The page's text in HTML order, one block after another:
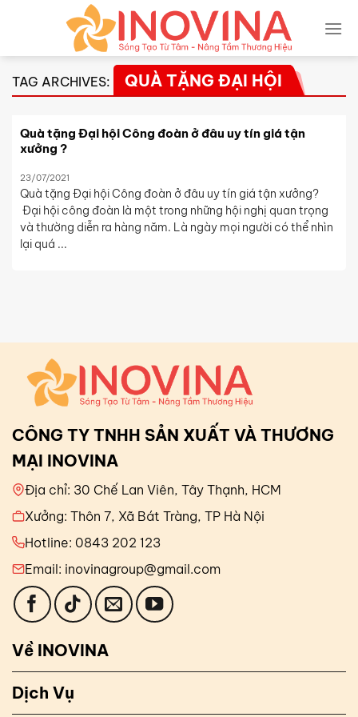
TAG ARCHIVES: QUÀ TẶNG ĐẠI HỘI
Quà tặng Đại hội Công đoàn ở đâu uy tín giá tận
xưởng ?
23/07/2021
Quà tặng Đại hội Công đoàn ở đâu uy tín giá tận xưởng?
Đại hội công đoàn là một trong những hội nghị quan trọng
và thường diễn ra hàng năm. Là ngày mọi người có thể nhìn
lại quá ...
CÔNG TY TNHH SẢN XUẤT VÀ THƯƠNG
MẠI INOVINA
Địa chỉ: 30 Chế Lan Viên, Tây Thạnh, HCM
Xưởng: Thôn 7, Xã Bát Tràng, TP Hà Nội
Hotline: 0843 202 123
Email: inovinagroup@gmail.com
Về INOVINA
Dịch Vụ